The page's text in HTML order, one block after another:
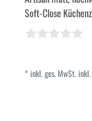
Soft-Close
*inkl. ges. MwSt.